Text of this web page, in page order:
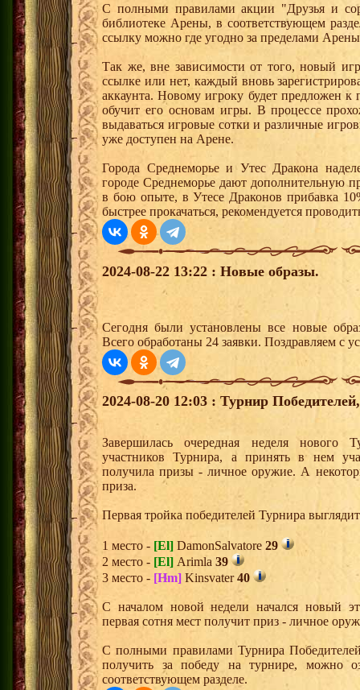
С полными правилами акции "Друзья и
библиотеке Арены, в соответствующем
ссылку можно где угодно за пределами
Так же, вне зависимости от того, новый
ссылке или нет, каждый вновь
аккаунта. Новому игроку будет предложен
обучит его основам игры. В процессе
выдаваться игровые сотки и различные
уже доступен на Арене.
Города Среднеморье и Утес Дракона
городе Среднеморье дают дополнительную
в бою опыте, в Утесе Драконов прибавка
быстрее прокачаться, рекомендуется
2024-08-22 13:22 : Новые образы.
Сегодня были установлены все новые
Всего обработаны 24 заявки. Поздравляем с
2024-08-20 12:03 : Турнир
Завершилась очередная неделя нового
участников Турнира, а принять в нем
получила призы - личное оружие. А
приза.
Первая тройка победителей Турнира
1 место - [El] DamonSalvatore 29
2 место - [El] Arimla 39
3 место - [Hm] Kinsvater40
С началом новой недели начался новый
первая сотня мест получит приз - личное
С полными правилами Турнира
получить за победу на турнире, можно
соответствующем разделе.